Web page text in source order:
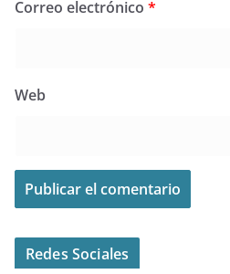
Correo electrónico *
Web
Redes Sociales